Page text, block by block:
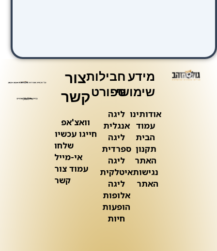
מידע
שימושי
אודותינו
עמוד
הבית
תקנון
האתר
נגישות
האתר
חבילות
ספורט
ליגה
אנגלית
ליגה
ספרדית
ליגה
איטלקית
ליגה
אלופות
הופעות
חיות
צור
קשר
וואצ'אפ
חייגו עכשיו
שלחו
אי-מייל
עמוד צור
קשר